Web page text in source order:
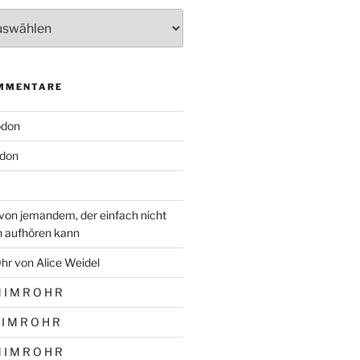
jemandem, der einfach nicht
aufhören kann
von Alice Weidel
I M R O H R
M R O H R
I M R O H R